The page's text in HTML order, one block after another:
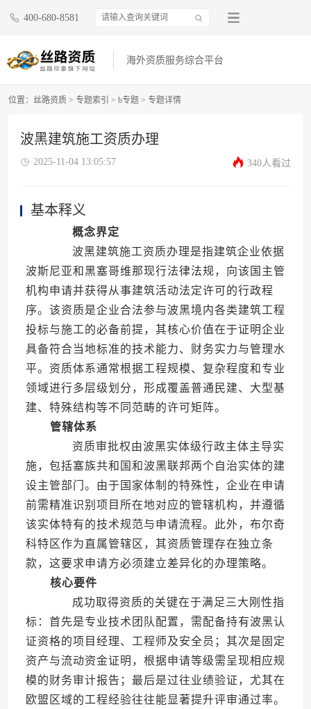
400-680-8581
海外资质服务综合平台
位置： 丝路资质 > 专题索引 > b专题 > 专题详情
波黑建筑施工资质办理
2025-11-04 13:05:57 340人看过
基本释义
概念界定
波黑建筑施工资质办理是指建筑企业依据
波斯尼亚和黑塞哥维那现行法律法规，向该国主管
机构申请并获得从事建筑活动法定许可的行政程
序。该资质是企业合法参与波黑境内各类建筑工程
投标与施工的必备前提，其核心价值在于证明企业
具备符合当地标准的技术能力、财务实力与管理水
平。资质体系通常根据工程规模、复杂程度和专业
领域进行多层级划分，形成覆盖普通民建、大型基
建、特殊结构等不同范畴的许可矩阵。
管辖体系
资质审批权由波黑实体级行政主体主导实
施，包括塞族共和国和波黑联邦两个自治实体的建
设主管部门。由于国家体制的特殊性，企业在申请
前需精准识别项目所在地对应的管辖机构，并遵循
该实体特有的技术规范与申请流程。此外，布尔奇
科特区作为直属管辖区，其资质管理存在独立条
款，这要求申请方必须建立差异化的办理策略。
核心要件
成功取得资质的关键在于满足三大刚性指
标：首先是专业技术团队配置，需配备持有波黑认
证资格的项目经理、工程师及安全员；其次是固定
资产与流动资金证明，根据申请等级需呈现相应规
模的财务审计报告；最后是过往业绩验证，尤其在
欧盟区域的工程经验往往能显著提升评审通过率。